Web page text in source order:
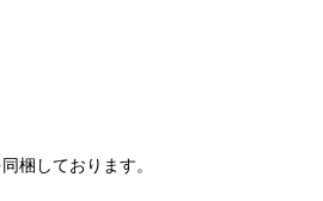
梱しております。